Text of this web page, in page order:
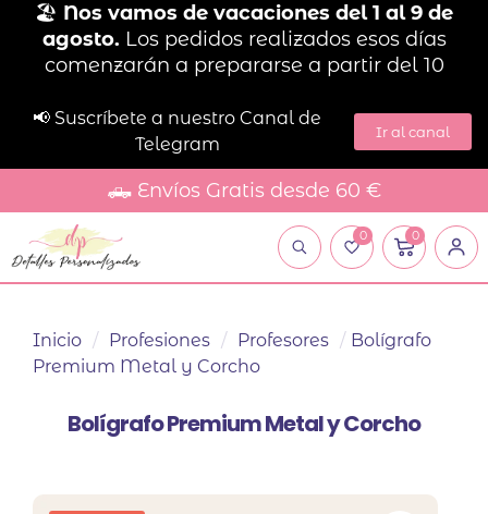
🏖️ Nos vamos de vacaciones del 1 al 9 de
agosto. Los pedidos realizados esos días
comenzarán a prepararse a partir del 10
📢 Suscríbete a nuestro Canal de
Telegram
Ir al canal
🛻 Envíos Gratis desde 60 €
0 0
Inicio / Profesiones / Profesores / Bolígrafo
Premium Metal y Corcho
Bolígrafo Premium Metal y Corcho